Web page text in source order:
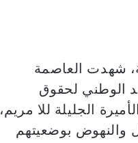
شهدت العاصمة
الوطني لحقوق
الجليلة للا مريم،
والنهوض بوضعيتهم